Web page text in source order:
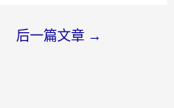
后一篇文章 →